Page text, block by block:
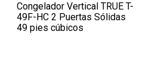
Congelador Vertical TRUE T-
49F-HC 2 Puertas Sólidas
49 pies cúbicos